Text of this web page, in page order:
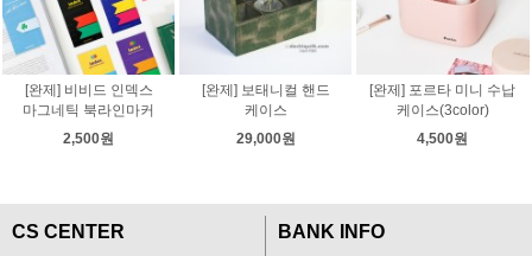
[완제] 비비드 인덱스
마그네틱 북라인마커
2,500원
[완제] 보태니컬 핸드
케이스
29,000원
[완제] 포르타 미니 수납
케이스(3color)
4,500원
CS CENTER
BANK INFO